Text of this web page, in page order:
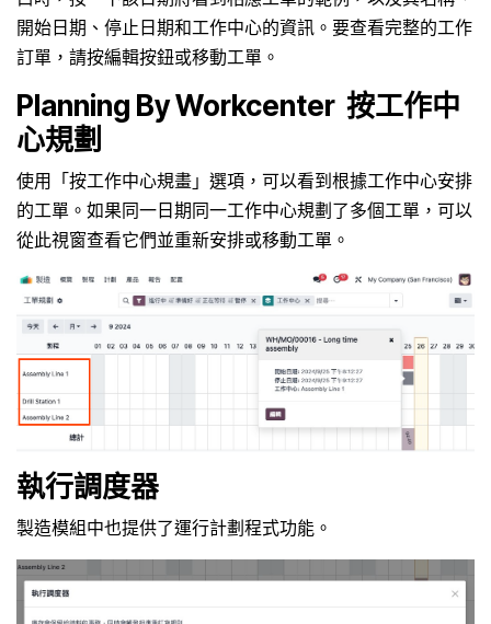
開始日期、停止日期和工作中心的資訊。要查看完整的工作
訂單，請按編輯按鈕或移動工單。
Planning By Workcenter 按工作中
心規劃
使用「按工作中心規畫」選項，可以看到根據工作中心安排
的工單。如果同一日期同一工作中心規劃了多個工單，可以
從此視窗查看它們並重新安排或移動工單。
執行調度器
製造模組中也提供了運行計劃程式功能。